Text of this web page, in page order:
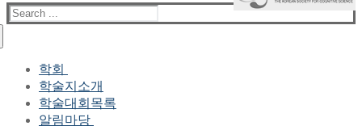
Search
for:
학회
학회장 인사말
현 임원진
역대 임원진
학술지소개
학술대회목록
알림마당